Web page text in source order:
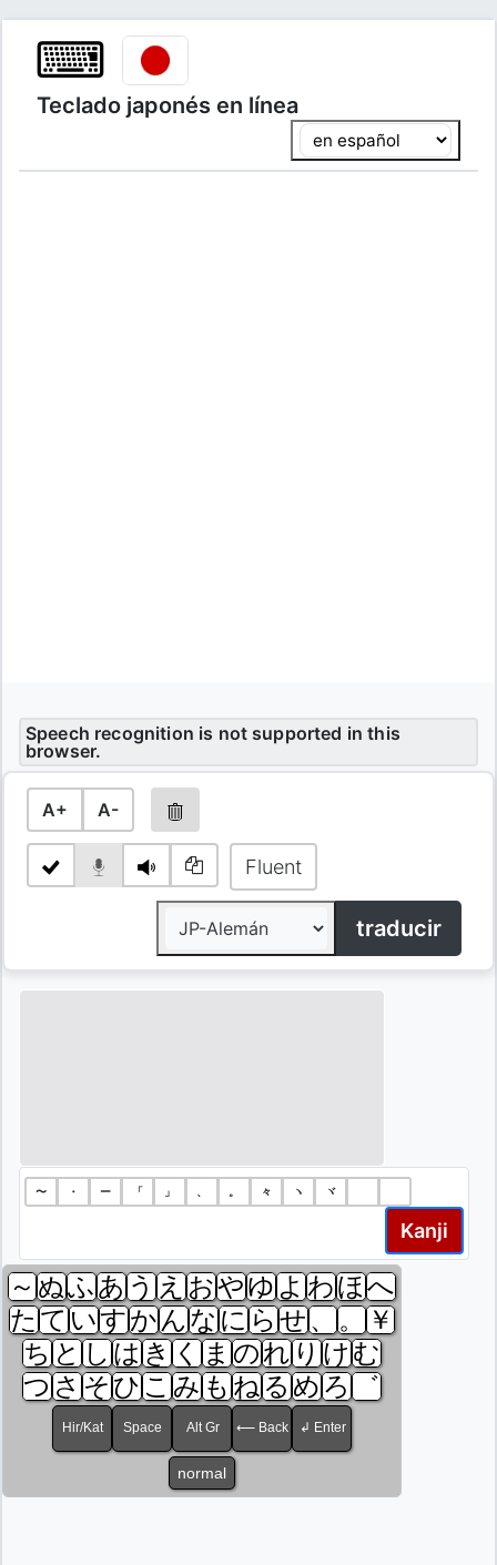
⌨
Teclado japonés en línea
Speech recognition is not supported in this
browser.
A+ A-
Fluent
traducir
〜 ・ ー 「 」 、 。 々 ヽ ヾ
Kanji
～ ぬふあ う え おやゆ よ わほへ
た て いすか ん な に ら せ 、 。
￥
ち と し は き く ま のれ り け む
つ さ そ ひ こ み も ね る め ろ ゛
Hir/Kat Space Alt Gr ⟵ Back ↲ Enter
normal